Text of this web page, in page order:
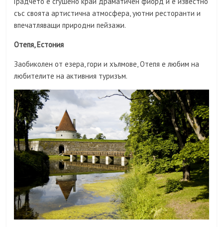
със своята артистична атмосфера, уютни ресторанти и
впечатляващи природни пейзажи.
Отепя, Естония
Заобиколен от езера, гори и хълмове, Отепя е любим на
любителите на активния туризъм.